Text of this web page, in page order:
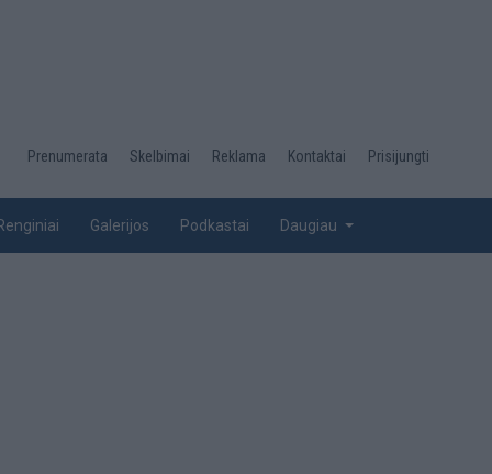
Desktop
top
Prenumerata Skelbimai Reklama Kontaktai Prisijungti
Galerijos Podkastai Daugiau